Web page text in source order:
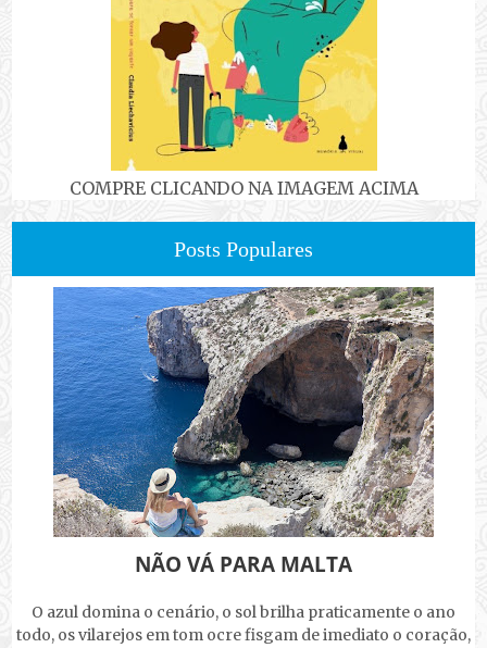
COMPRE CLICANDO NA IMAGEM ACIMA
Posts Populares
NÃO VÁ PARA MALTA
O azul domina o cenário, o sol brilha praticamente o ano
todo, os vilarejos em tom ocre fisgam de imediato o coração,